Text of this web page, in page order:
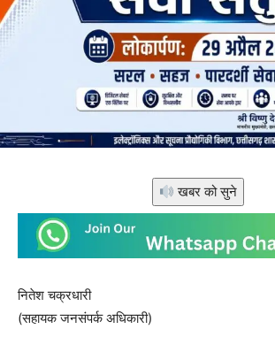
खबर को सुने
नितेश चक्रधारी
(सहायक जनसंपर्क अधिकारी)